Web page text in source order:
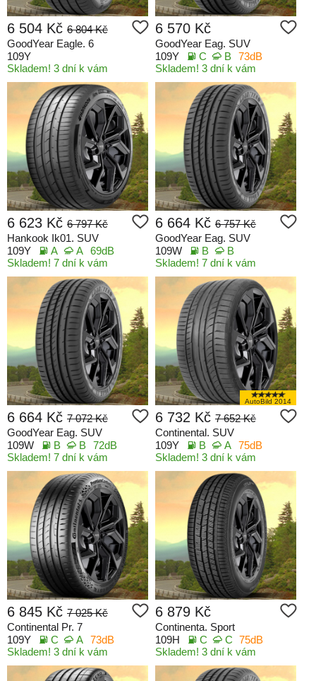
6 504 Kč 6 804 Kč
GoodYear Eagle. 6
109Y
Skladem! 3 dní k vám
6 570 Kč
GoodYear Eag. SUV
109Y
C B 73dB
Skladem! 3 dní k vám
6 623 Kč 6 797 Kč
Hankook Ik01. SUV
109Y
A A 69dB
Skladem! 7 dní k vám
6 664 Kč 6 757 Kč
GoodYear Eag. SUV
109W
B
B
Skladem! 7 dní k vám
6 664 Kč 7 072 Kč
GoodYear Eag. SUV
109W
B B 72dB
Skladem! 7 dní k vám
AutoBild 2014
6 732 Kč 7 652 Kč
Continental. SUV
109Y
B A 75dB
Skladem! 3 dní k vám
6 845 Kč 7 025 Kč
Continental Pr. 7
109Y
C A 73dB
Skladem! 3 dní k vám
6 879 Kč
Continenta. Sport
109H
C C 75dB
Skladem! 3 dní k vám